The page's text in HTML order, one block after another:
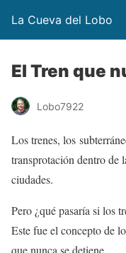
La Cueva del Lobo
El Tren que
Lobo7922
Los trenes, los
transprotación dentro de
ciudades.
Pero ¿qué pasaría si los
Este fue el concepto de
que nunca se detiene.